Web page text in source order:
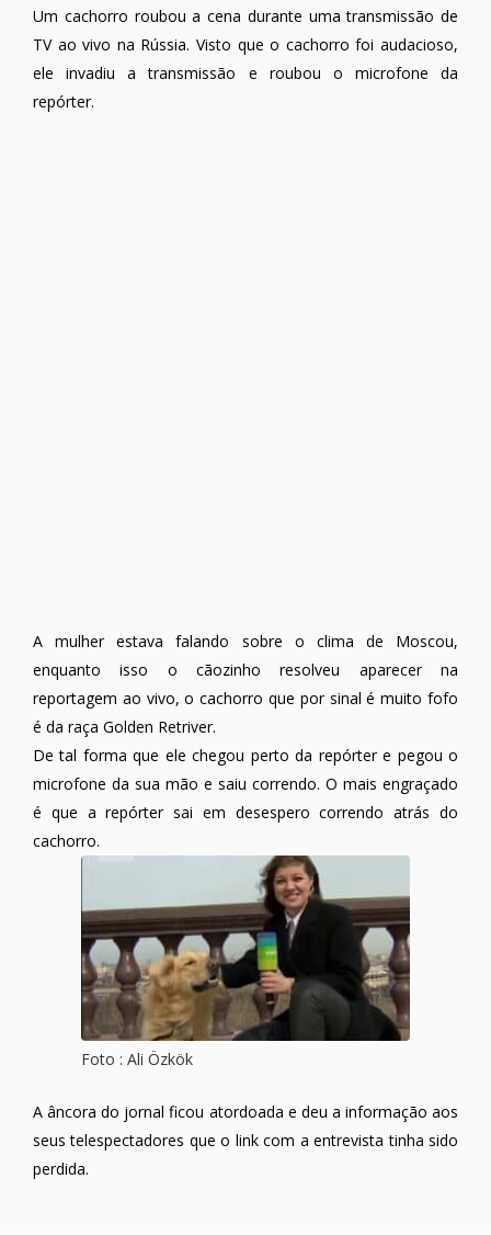
Um cachorro roubou a cena durante uma transmissão de
TV ao vivo na Rússia. Visto que o cachorro foi audacioso,
ele invadiu a transmissão e roubou o microfone da
repórter.
A mulher estava falando sobre o clima de Moscou,
enquanto isso o cãozinho resolveu aparecer na
reportagem ao vivo, o cachorro que por sinal é muito fofo
é da raça Golden Retriver.
De tal forma que ele chegou perto da repórter e pegou o
microfone da sua mão e saiu correndo. O mais engraçado
é que a repórter sai em desespero correndo atrás do
cachorro.
Foto : Ali Özkök
A âncora do jornal ficou atordoada e deu a informação aos
seus telespectadores que o link com a entrevista tinha sido
perdida.